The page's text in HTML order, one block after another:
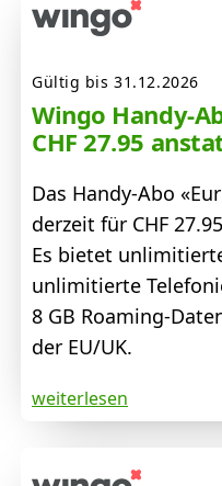
Gültig bis 31.12.2026
Wingo Handy-
CHF 27.95
Das Handy-Abo
derzeit für CHF
Es bietet
unlimitierte
8 GB Roaming-
der EU/UK.
weiterlesen